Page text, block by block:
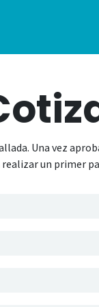
Una vez
realizar un primer